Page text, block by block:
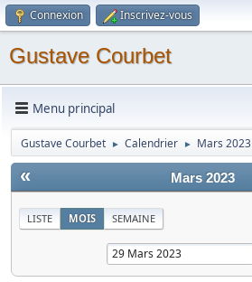
Connexion Inscrivez-vous
Gustave Courbet
Menu principal
Gustave Courbet ► Calendrier ► Mars 2023
« Mars 2023
LISTE MOIS SEMAINE